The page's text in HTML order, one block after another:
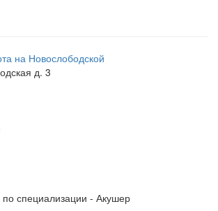
на Новослободской
д. 3
специализации - Акушер